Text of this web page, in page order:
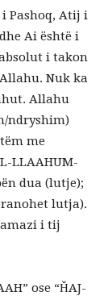
Pashoq, Atij i
Ai është i
i takon
Nuk ka
Allahu
ndryshim)
me
LLAAHUM-
dua (lutje);
lutja).
i tij
ose “ȞAJ-